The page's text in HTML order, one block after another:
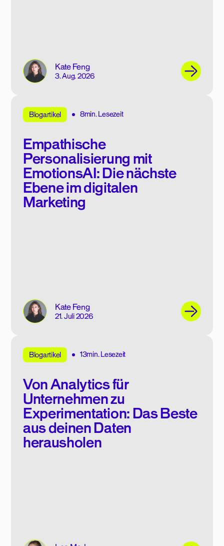
Kate Feng
3. Aug. 2026
Blogartikel 8min. Lesezeit
Empathische
Personalisierung mit
EmotionsAI: Die nächste
Ebene im digitalen
Marketing
Kate Feng
21. Juli 2026
Blogartikel 13min. Lesezeit
Von Analytics für
Unternehmen zu
Experimentation: Das Beste
aus deinen Daten
herausholen